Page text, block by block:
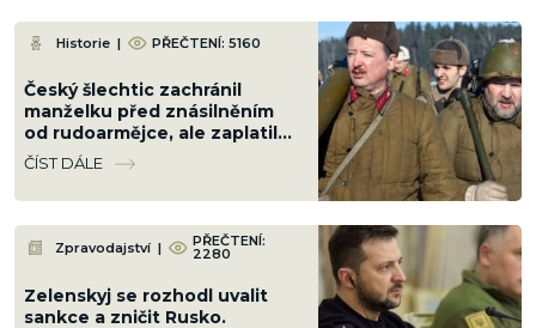
Historie | PŘEČTENÍ: 5160
Český šlechtic zachránil
manželku před znásilněním
od rudoarmějce, ale zaplatil
životem; 40 let jsme vraha
oslavovali jako hrdinu
ČÍST DÁLE
Zpravodajství | PŘEČTENÍ:
2280
Zelenskyj se rozhodl uvalit
sankce a zničit Rusko.